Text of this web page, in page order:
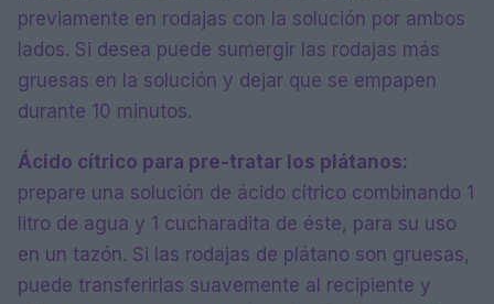
previamente en rodajas con la solución por ambos
lados. Si desea puede sumergir las rodajas más
gruesas en la solución y dejar que se empapen
durante 10 minutos.
Ácido cítrico para pre-tratar los plátanos:
prepare una solución de ácido cítrico combinando 1
litro de agua y 1 cucharadita de éste, para su uso
en un tazón. Si las rodajas de plátano son gruesas,
puede transferirlas suavemente al recipiente y